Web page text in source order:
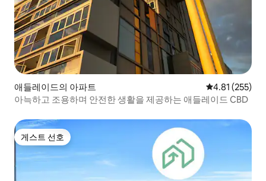
애들레이드의 아파트 평점 4.81점(5
4.81 (255)
아늑하고 조용하며 안전한 생활을 제공하는 애들레이드 CBD
게스트 선호
게스트 선호